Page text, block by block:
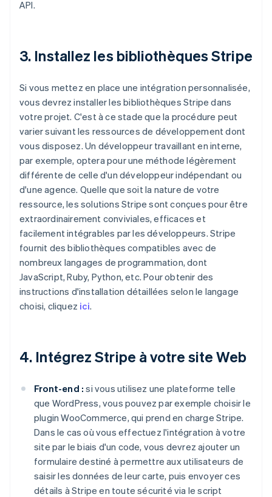
API.
3. Installez les bibliothèques Stripe
Si vous mettez en place une intégration personnalisée,
vous devrez installer les bibliothèques Stripe dans
votre projet. C'est à ce stade que la procédure peut
varier suivant les ressources de développement dont
vous disposez. Un développeur travaillant en interne,
par exemple, optera pour une méthode légèrement
différente de celle d'un développeur indépendant ou
d'une agence. Quelle que soit la nature de votre
ressource, les solutions Stripe sont conçues pour être
extraordinairement conviviales, efficaces et
facilement intégrables par les développeurs. Stripe
fournit des bibliothèques compatibles avec de
nombreux langages de programmation, dont
JavaScript, Ruby, Python, etc. Pour obtenir des
instructions d'installation détaillées selon le langage
choisi, cliquez ici.
4. Intégrez Stripe à votre site Web
Front-end : si vous utilisez une plateforme telle
que WordPress, vous pouvez par exemple choisir le
plugin WooCommerce, qui prend en charge Stripe.
Dans le cas où vous effectuez l'intégration à votre
site par le biais d'un code, vous devrez ajouter un
formulaire destiné à permettre aux utilisateurs de
saisir les données de leur carte, puis envoyer ces
détails à Stripe en toute sécurité via le script